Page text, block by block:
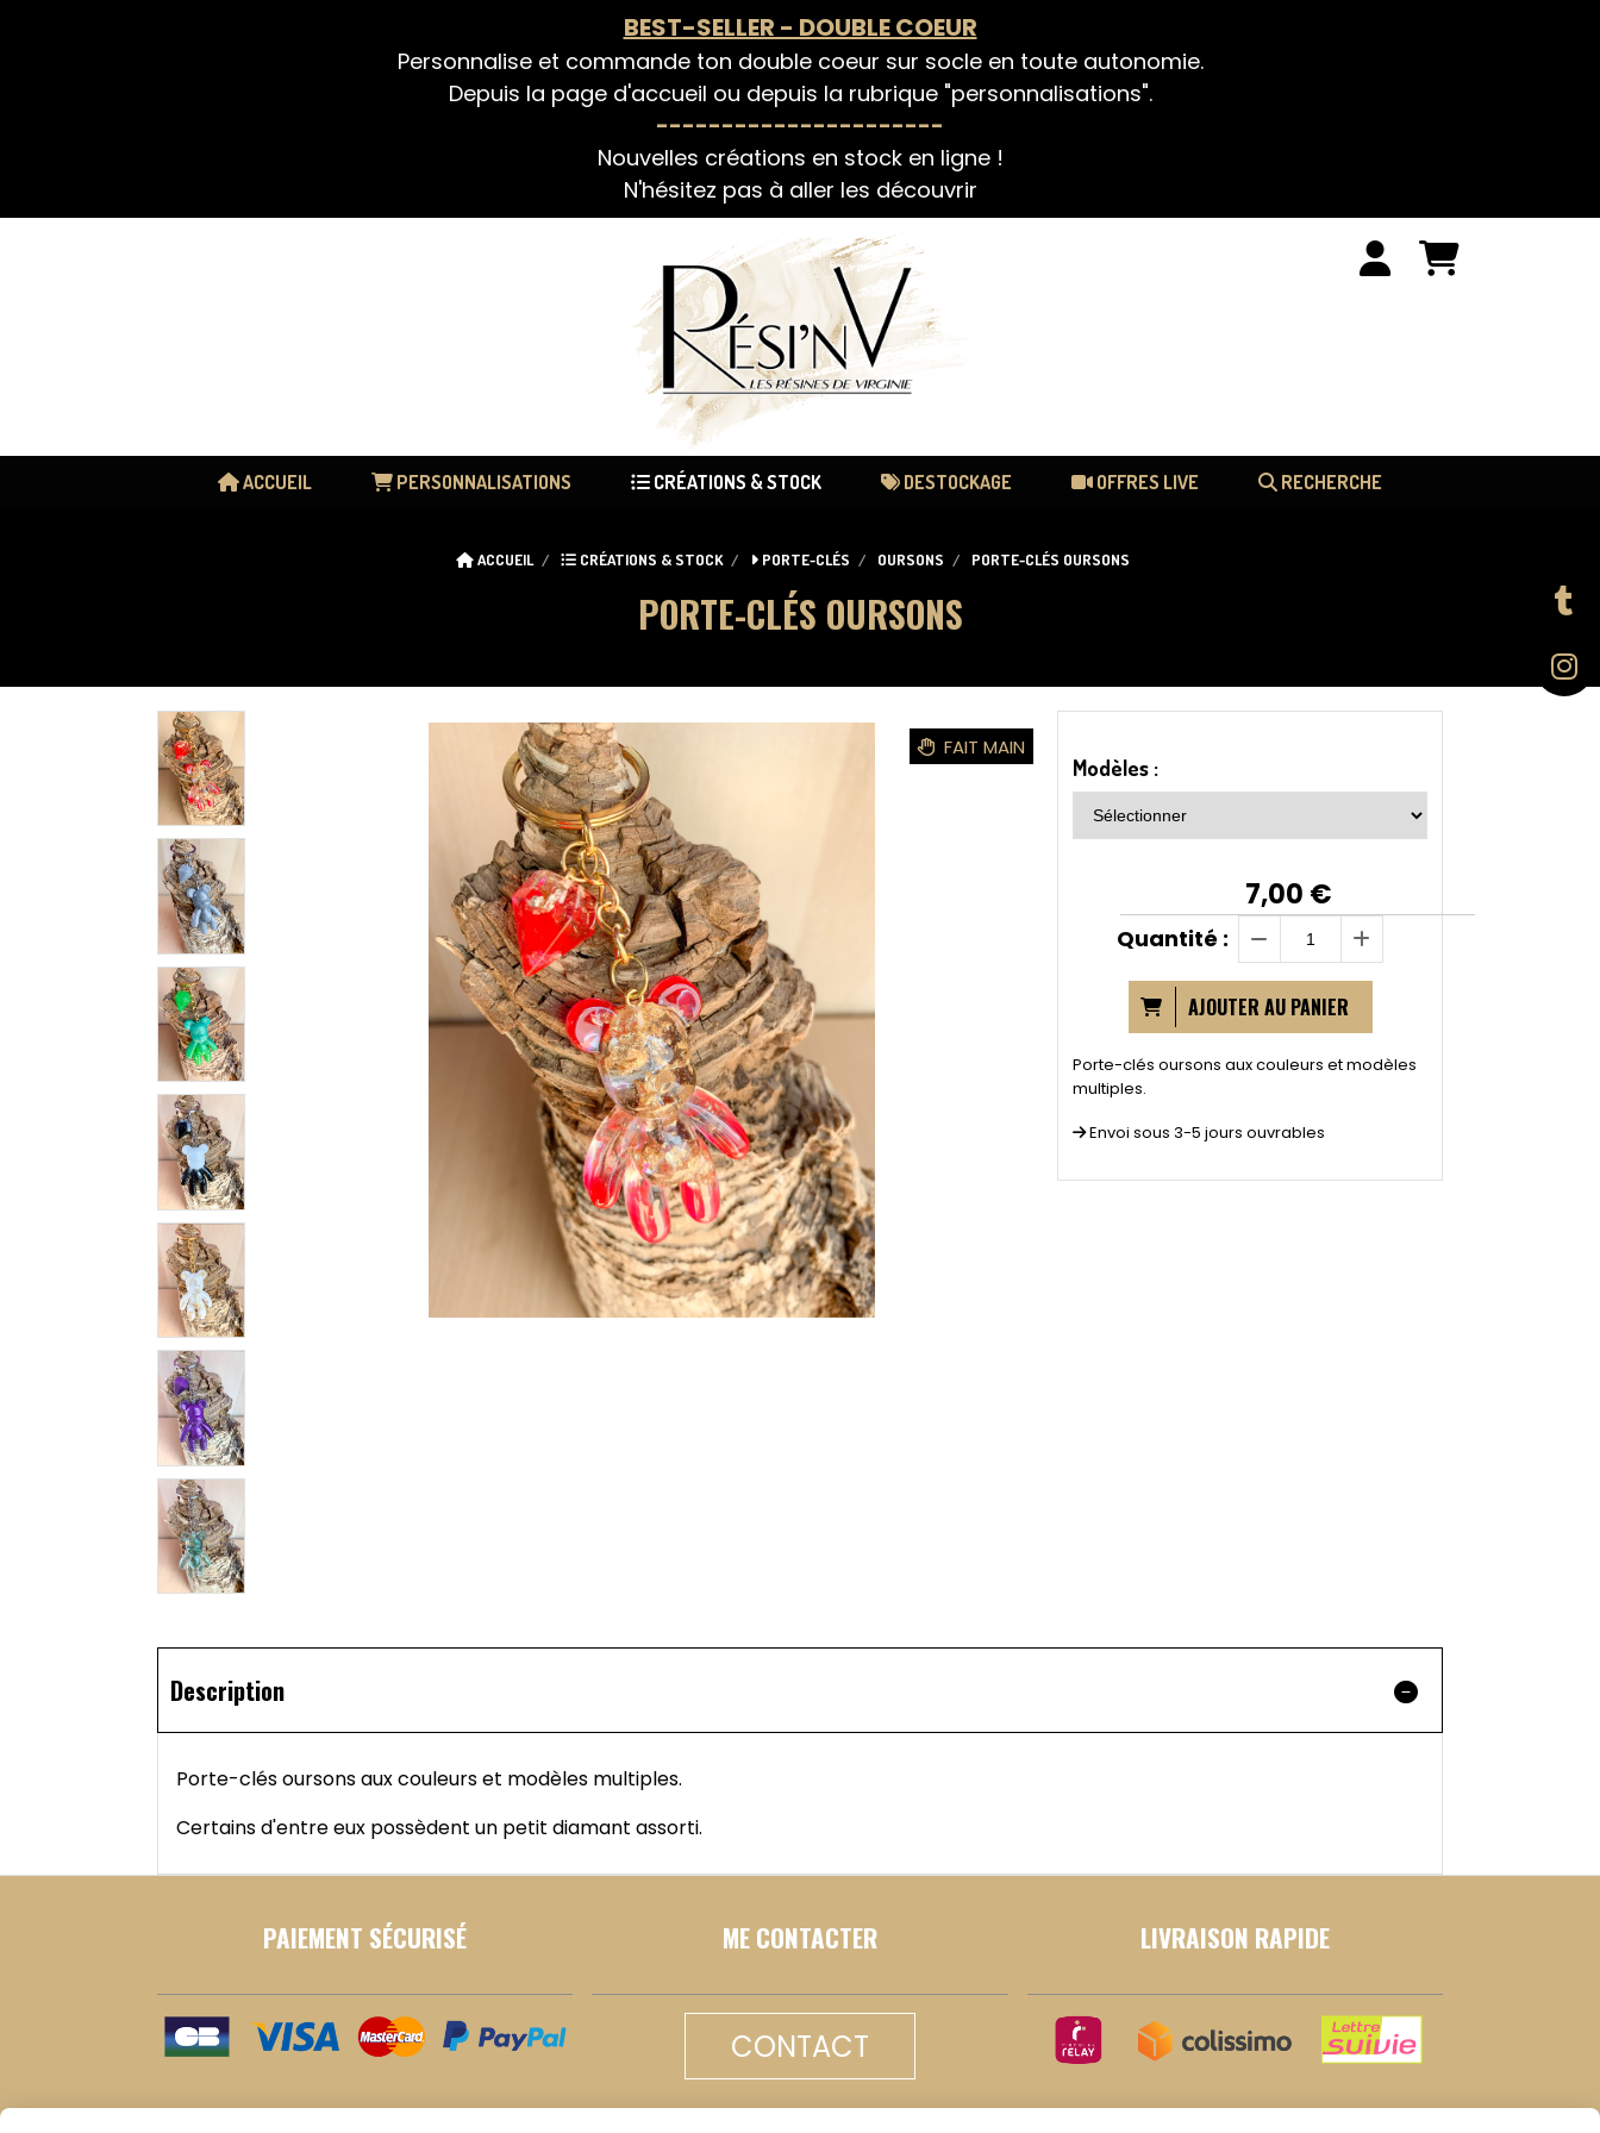
BEST-SELLER - DOUBLE COEUR
Personnalise et commande ton double coeur sur socle en toute autonomie.
Depuis la page d'accueil ou depuis la rubrique "personnalisations".
----------------------
Nouvelles créations en stock en ligne !
N'hésitez pas à aller les découvrir
ACCUEIL PERSONNALISATIONS CRÉATIONS & STOCK DESTOCKAGE OFFRES LIVE RECHERCHE
ACCUEIL CRÉATIONS & STOCK PORTE-CLÉS OURSONS PORTE-CLÉS OURSONS
PORTE-CLÉS OURSONS
FAIT MAIN
Modèles :
7,00 €
Quantité :
AJOUTER AU PANIER
Porte-clés oursons aux couleurs et modèles
multiples.
Envoi sous 3-5 jours ouvrables
Description
Porte-clés oursons aux couleurs et modèles multiples.
Certains d'entre eux possèdent un petit diamant assorti.
PAIEMENT SÉCURISÉ ME CONTACTER
CONTACT
LIVRAISON RAPIDE